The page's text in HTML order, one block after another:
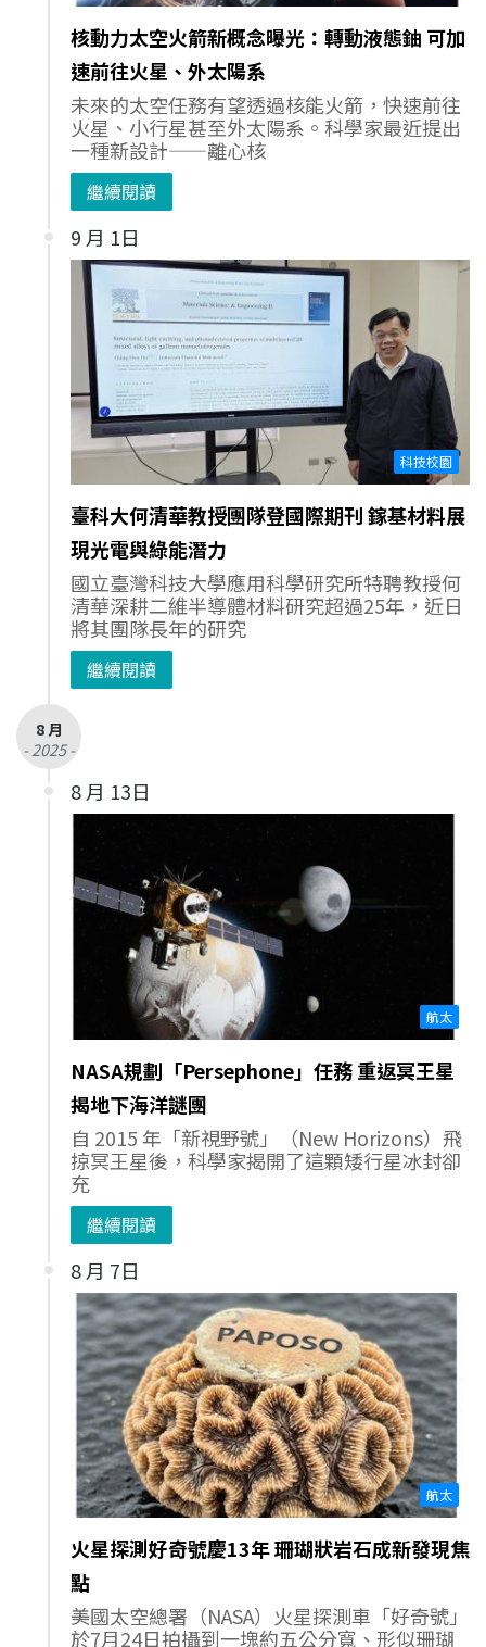
核動力太空火箭新概念曝光：轉動液態鈾 可加
速前往火星、外太陽系
未來的太空任務有望透過核能火箭，快速前往
火星、小行星甚至外太陽系。科學家最近提出
一種新設計——離心核
繼續閱讀
9 月 1日
科技校園
臺科大何清華教授團隊登國際期刊 鎵基材料展
現光電與綠能潛力
國立臺灣科技大學應用科學研究所特聘教授何
清華深耕二維半導體材料研究超過25年，近日
將其團隊長年的研究
繼續閱讀
8 月
- 2025 -
8 月 13日
航太
NASA規劃「Persephone」任務 重返冥王星
揭地下海洋謎團
自 2015 年「新視野號」（New Horizons）飛
掠冥王星後，科學家揭開了這顆矮行星冰封卻
充
繼續閱讀
8 月 7日
航太
火星探測好奇號慶13年 珊瑚狀岩石成新發現焦
點
美國太空總署（NASA）火星探測車「好奇號」
於7月24日拍攝到一塊約五公分寬、形似珊瑚